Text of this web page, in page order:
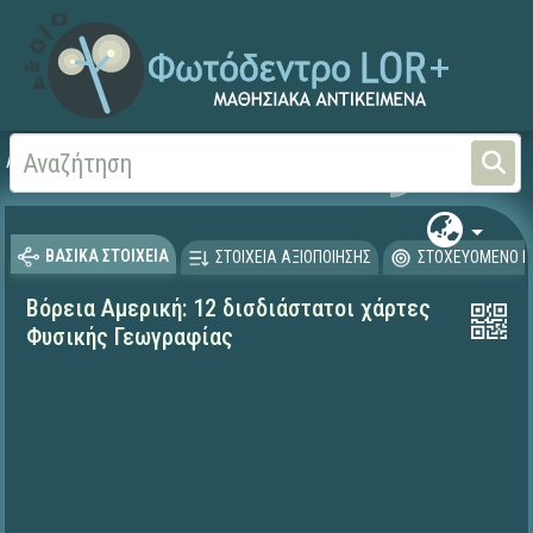
Αρχική Γεωγραφία-Γεωλογία
ΒΑΣΙΚΑ ΣΤΟΙΧΕΙΑ ΣΤΟΙΧΕΙΑ ΑΞΙΟΠΟΙΗΣΗΣ ΣΤΟΧΕΥΟΜΕΝΟ
Βόρεια Αμερική: 12 δισδιάστατοι χάρτες
Φυσικής Γεωγραφίας